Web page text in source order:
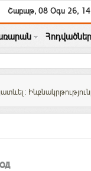
Շաբաթ, 08 Օգս 26,
Հոդվածներ